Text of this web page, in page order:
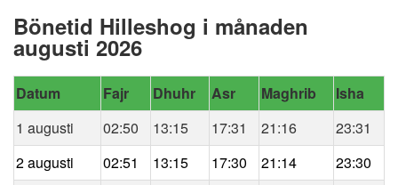
Bönetid Hilleshog i månaden
augusti 2026
Datum Fajr Dhuhr Asr Maghrib
Isha
1 augusti
02:50 13:15 17:31 21:16
23:31
2 augusti
02:51 13:15 17:30 21:14
23:30